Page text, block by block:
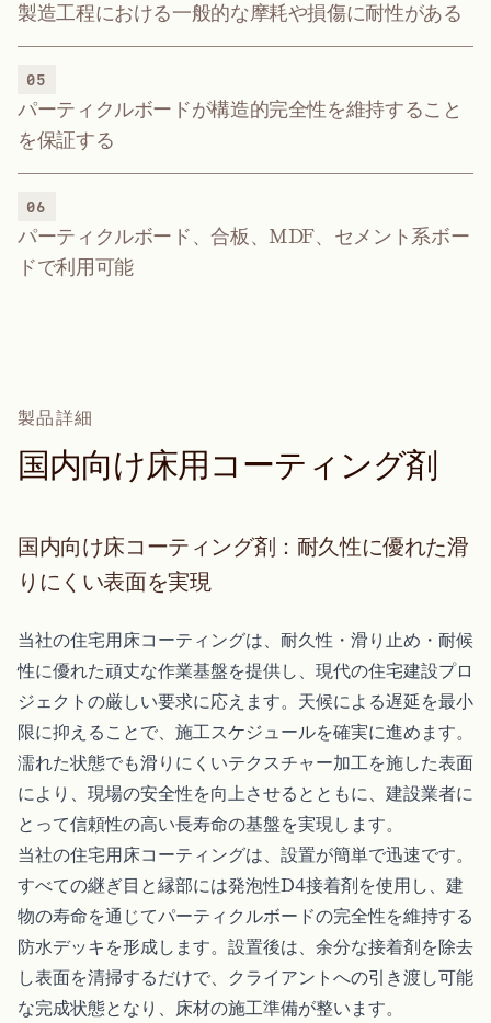
製造工程における一般的な摩耗や損傷に耐性がある
05
パーティクルボードが構造的完全性を維持すること
を保証する
06
パーティクルボード、合板、MDF、セメント系ボー
ドで利用可能
製品詳細
国内向け床用コーテ ィ ング剤
国内向け床コーティング剤：耐久性に優れた滑
りにくい表面を実現
当社の住宅用床コーティングは、耐久性・滑り止め・耐候
性に優れた頑丈な作業基盤を提供し、現代の住宅建設プロ
ジェクトの厳しい要求に応えます。天候による遅延を最小
限に抑えることで、施工スケジュールを確実に進めます。
濡れた状態でも滑りにくいテクスチャー加工を施した表面
により、現場の安全性を向上させるとともに、建設業者に
とって信頼性の高い長寿命の基盤を実現します。
当社の住宅用床コーティングは、設置が簡単で迅速です。
すべての継ぎ目と縁部には発泡性D4接着剤を使用し、建
物の寿命を通じてパーティクルボードの完全性を維持する
防水デッキを形成します。設置後は、余分な接着剤を除去
し表面を清掃するだけで、クライアントへの引き渡し可能
な完成状態となり、床材の施工準備が整います。